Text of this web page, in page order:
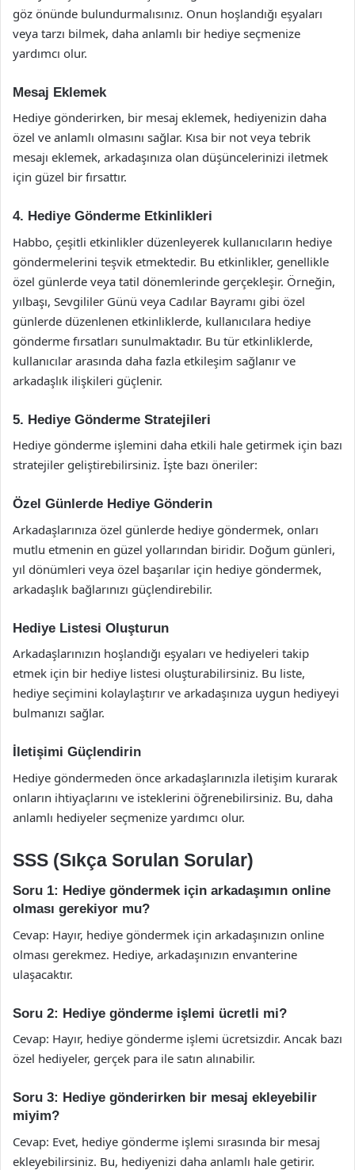
göz önünde bulundurmalısınız. Onun hoşlandığı eşyaları
veya tarzı bilmek, daha anlamlı bir hediye seçmenize
yardımcı olur.
Mesaj Eklemek
Hediye gönderirken, bir mesaj eklemek, hediyenizin daha
özel ve anlamlı olmasını sağlar. Kısa bir not veya tebrik
mesajı eklemek, arkadaşınıza olan düşüncelerinizi iletmek
için güzel bir fırsattır.
4. Hediye Gönderme Etkinlikleri
Habbo, çeşitli etkinlikler düzenleyerek kullanıcıların hediye
göndermelerini teşvik etmektedir. Bu etkinlikler, genellikle
özel günlerde veya tatil dönemlerinde gerçekleşir. Örneğin,
yılbaşı, Sevgililer Günü veya Cadılar Bayramı gibi özel
günlerde düzenlenen etkinliklerde, kullanıcılara hediye
gönderme fırsatları sunulmaktadır. Bu tür etkinliklerde,
kullanıcılar arasında daha fazla etkileşim sağlanır ve
arkadaşlık ilişkileri güçlenir.
5. Hediye Gönderme Stratejileri
Hediye gönderme işlemini daha etkili hale getirmek için bazı
stratejiler geliştirebilirsiniz. İşte bazı öneriler:
Özel Günlerde Hediye Gönderin
Arkadaşlarınıza özel günlerde hediye göndermek, onları
mutlu etmenin en güzel yollarından biridir. Doğum günleri,
yıl dönümleri veya özel başarılar için hediye göndermek,
arkadaşlık bağlarınızı güçlendirebilir.
Hediye Listesi Oluşturun
Arkadaşlarınızın hoşlandığı eşyaları ve hediyeleri takip
etmek için bir hediye listesi oluşturabilirsiniz. Bu liste,
hediye seçimini kolaylaştırır ve arkadaşınıza uygun hediyeyi
bulmanızı sağlar.
İletişimi Güçlendirin
Hediye göndermeden önce arkadaşlarınızla iletişim kurarak
onların ihtiyaçlarını ve isteklerini öğrenebilirsiniz. Bu, daha
anlamlı hediyeler seçmenize yardımcı olur.
SSS (Sıkça Sorulan Sorular)
Soru 1: Hediye göndermek için arkadaşımın online
olması gerekiyor mu?
Cevap: Hayır, hediye göndermek için arkadaşınızın online
olması gerekmez. Hediye, arkadaşınızın envanterine
ulaşacaktır.
Soru 2: Hediye gönderme işlemi ücretli mi?
Cevap: Hayır, hediye gönderme işlemi ücretsizdir. Ancak bazı
özel hediyeler, gerçek para ile satın alınabilir.
Soru 3: Hediye gönderirken bir mesaj ekleyebilir
miyim?
Cevap: Evet, hediye gönderme işlemi sırasında bir mesaj
ekleyebilirsiniz. Bu, hediyenizi daha anlamlı hale getirir.